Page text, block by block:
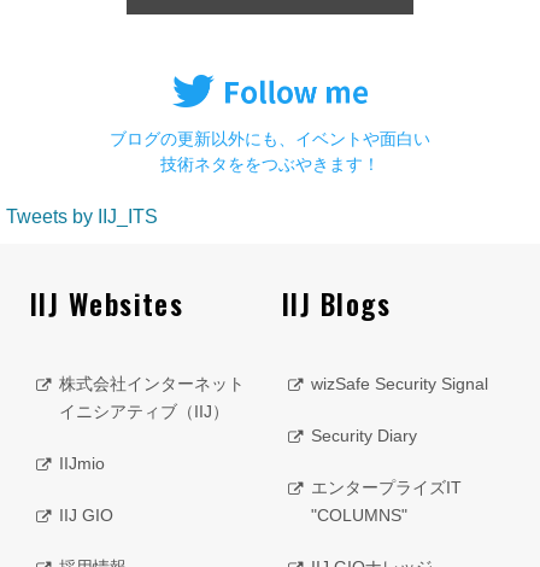
ブログの更新以外にも、イベントや面白い
技術ネタををつぶやきます！
Tweets by IIJ_ITS
IIJ Websites
株式会社インターネット
イニシアティブ（IIJ）
IIJmio
IIJ GIO
IIJ Blogs
wizSafe Security Signal
Security Diary
エンタープライズIT
"COLUMNS"